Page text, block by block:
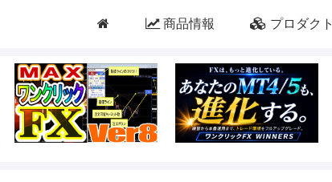
商品情報 プロダクト